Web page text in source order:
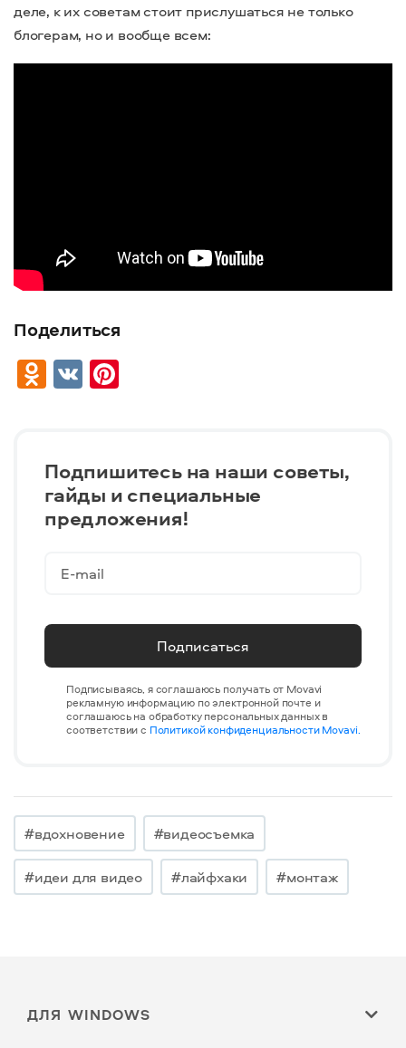
деле, к их советам стоит прислушаться не только
блогерам, но и вообще всем:
Поделиться
Odnoklassniki
VK
Подпишитесь на наши советы,
гайды и специальные
предложения!
Подписаться
Подписываясь, я соглашаюсь получать от Movavi
рекламную информацию по электронной почте и
соглашаюсь на обработку персональных данных в
соответствии с Политикой конфиденциальности Movavi.
#вдохновение #видеосъемка
#идеи для видео #лайфхаки #монтаж
ДЛЯ WINDOWS